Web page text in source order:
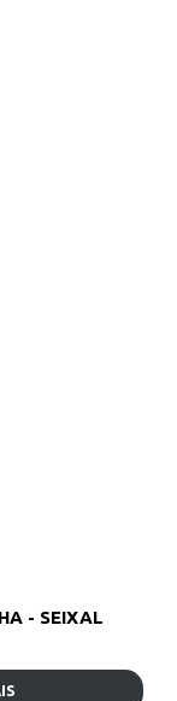
- SEIXAL